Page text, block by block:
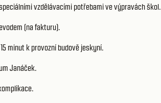
vzdělávacími potřebami ve výpravách škol.
(na fakturu).
minut k provozní budově jeskyní.
Janáček.